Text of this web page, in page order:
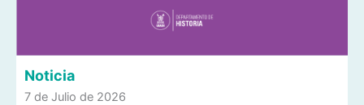
Noticia
7 de Julio de 2026